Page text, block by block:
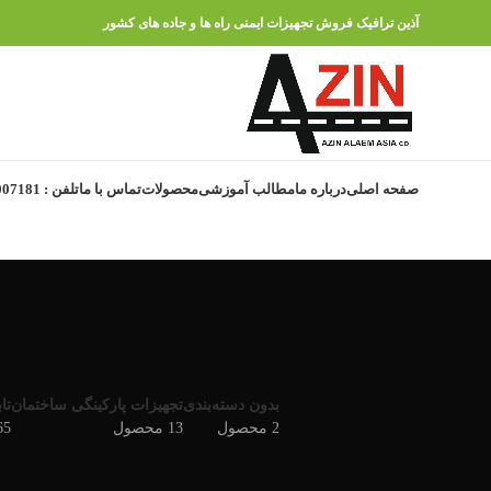
آذین ترافیک فروش تجهیزات ایمنی راه ها و جاده های کشور
صفحه اصلیدرباره مامطالب آموزشیمحصولاتتماس با ماتلفن : 91007181 – 021
بدون دسته‌بندی
2 محصول
تجهیزات پارکینگی ساختمان
13 محصول
165